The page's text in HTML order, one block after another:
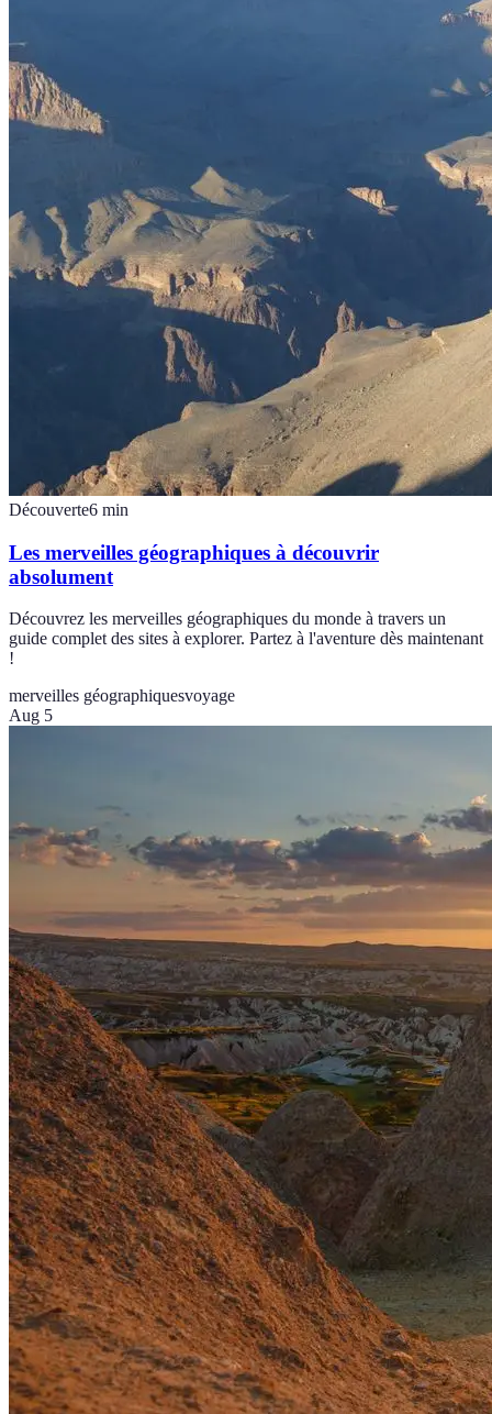
Découverte6 min
Les merveilles géographiques à découvrir
absolument
Découvrez les merveilles géographiques du monde à travers un
guide complet des sites à explorer. Partez à l'aventure dès maintenant
!
merveilles géographiquesvoyage
Aug 5